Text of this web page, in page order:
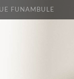
FUNAMBULE